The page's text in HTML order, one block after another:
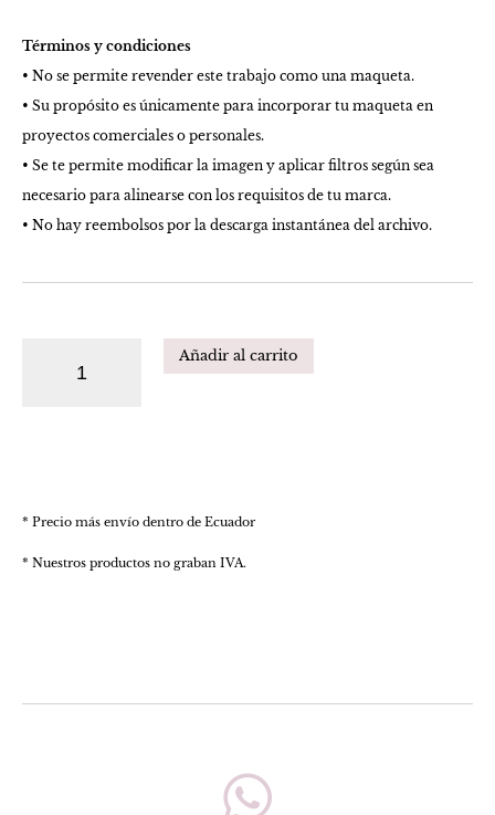
Términos y condiciones
• No se permite revender este trabajo como una maqueta.
• Su propósito es únicamente para incorporar tu maqueta en
proyectos comerciales o personales.
• Se te permite modificar la imagen y aplicar filtros según sea
necesario para alinearse con los requisitos de tu marca.
• No hay reembolsos por la descarga instantánea del archivo.
Añadir al carrito
* Precio más envío dentro de Ecuador
* Nuestros productos no graban IVA.